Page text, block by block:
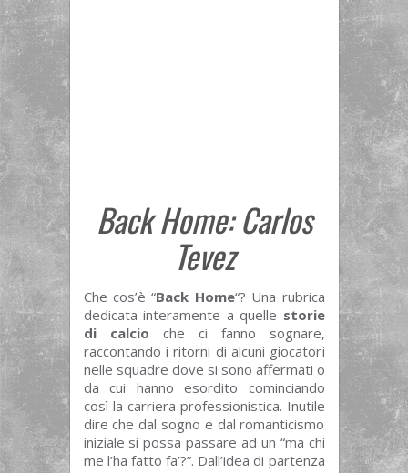
Back Home: Carlos
Tevez
Che cos’è “Back Home“? Una rubrica
dedicata interamente a quelle storie
di calcio che ci fanno sognare,
raccontando i ritorni di alcuni giocatori
nelle squadre dove si sono affermati o
da cui hanno esordito cominciando
così la carriera professionistica. Inutile
dire che dal sogno e dal romanticismo
iniziale si possa passare ad un “ma chi
me l’ha fatto fa’?”. Dall’idea di partenza